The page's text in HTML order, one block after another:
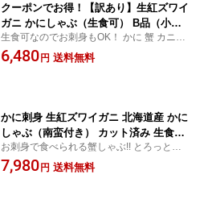
クーポンでお得！【訳あり】生紅ズワイ
ガニ かにしゃぶ（生食可） B品（小さ
い・折れ品） カット済み 1kg入 ずわい
がに ずわい蟹 ズワイガニ ズワイ蟹 蟹
生食可なのでお刺身もOK！ かに 蟹 カニ！
B品 小さい＆折れ品 のためお得な 訳あり 価
格！食べやすく カット済み♪
6,480円 送料無料
かに刺身 生紅ズワイガニ 北海道産 かに
しゃぶ（南蛮付き） カット済み 生食可
合計1.2kg入 （1袋400g×3）ずわいがに
ずわい蟹 ズワイガニ ズワイ蟹 蟹 カニ
お刺身で食べられる蟹しゃぶ!! とろっと甘
い味をお楽しみ下さい♪ たっぷり食べられ
る1.2キロ入!! 贈り物にも・ご自宅用にもど
7,980円 送料無料